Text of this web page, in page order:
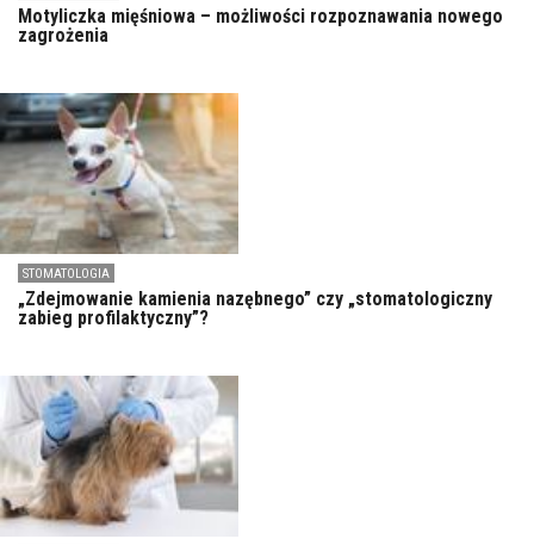
Motyliczka mięśniowa – możliwości rozpoznawania nowego
zagrożenia
STOMATOLOGIA
„Zdejmowanie kamienia nazębnego” czy „stomatologiczny
zabieg profilaktyczny”?